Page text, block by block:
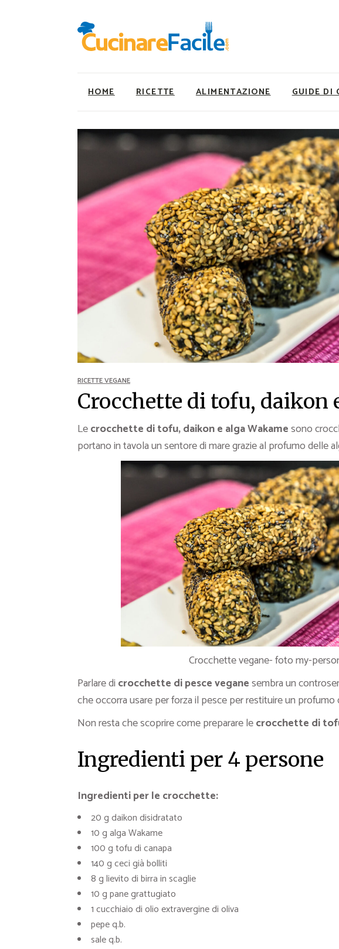
HOME RICETTE
Ricette Facili e Veloci
Ricette Primi Piatti
Ricette Antipasti
Ricette Dolci
Ricette Carne
Ricette Secondi
Ricette Pizze e Rustici
Ricette Contorni
Ricette Piatti unici
Ricette Pesce
Video Ricette
Ricette per Ingrediente
ALIMENTAZIONE
Utility
Super Alimenti
Nutrizionista a tavola
Ricette Vegetariane
Ricette Vegane
Rumors
GUIDE DI
RICETTE VEGANE
Crocchette di tofu, daikon
Lecrocchette di tofu, daikon e alga Wakamesono
portano in tavola un sentore di mare grazie al profumo delle
Crocchette vegane- foto my-
Parlare di crocchette di pesce veganesembra un
che occorra usare per forza il pesce per restituire un profumo
Non resta che scoprire come preparare lecrocchette di
Ingredienti per 4 persone
Ingredienti per le crocchette:
20 g daikon disidratato
10 g alga Wakame
100 g tofu di canapa
140 g ceci già bolliti
8 g lievito di birra in scaglie
10 g pane grattugiato
1 cucchiaio di olio extravergine di oliva
pepe q.b.
sale q.b.